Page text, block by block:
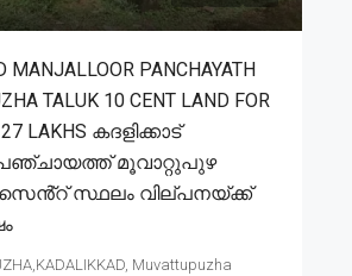
MANJALLOOR PANCHAYATH
TALUK 10 CENT LAND FOR
27 LAKHS കദളിക്കാട്
മൂവാറ്റുപുഴ
സെൻ്റ് സ്ഥലം വില്പനയ്ക്ക്
Muvattupuzha